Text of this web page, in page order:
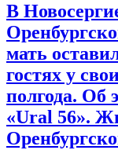
В
мать
гостях у
полгода. Об
«Ural 56».